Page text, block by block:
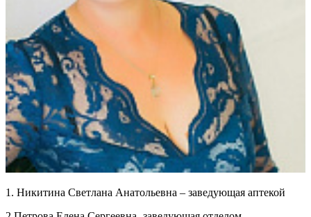
1. Никитина Светлана Анатольевна – заведующая аптекой